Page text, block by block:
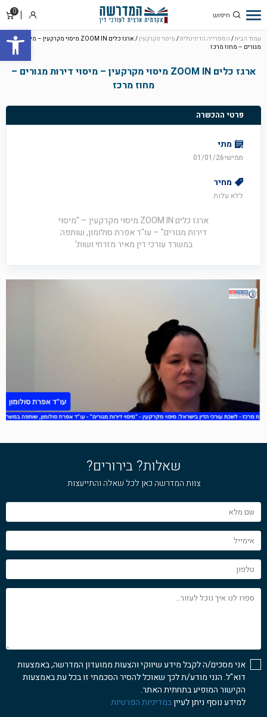
פתח
0
סל
התחבר
עמוד הבית/ הספרייה הדיגיטלית/ מיסוי מקרקעין
/ ארגז כלים ZOOM IN מיסוי מקרקעין – מיסוי דירות
מגורים – מחוז מרכז
ארגז כלים ZOOM IN מיסוי מקרקעין – מיסוי דירות מגורים –
מחוז מרכז
פרטי ההכשרה
מתי
חמישי01/01/26
מחיר
ללא עלות
ארגז כלים ZOOM IN מיסוי מקרקעין – "מיסוי
דירות מגורים" – עו"ד אפרת סולומון, שותפה
במשרד עורכי דין מאיר מזרחי ושות'
שאלות? בירורים?
צוות המדרשה כאן לכל שאלה והתייעצות
שם
מלא
אימייל
טלפון
ספרו
לנו
אני מסכים/ה לקבל מידע שיווקי והצעות ממועדון המדרשה, באמצעות
דוא"ל. הנני מודע/ת לכך שאוכל להסיר הסכמתי זו בכל עת באמצעות
הקישור המופיע בתחתית האתר.
למידע נוסף ניתן לעייןבמדיניות הפרטיות